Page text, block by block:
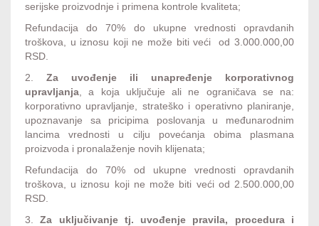
serijske proizvodnje i primena kontrole kvaliteta;
Refundacija do 70% do ukupne vrednosti opravdanih
troškova, u iznosu koji ne može biti veći od 3.000.000,00
RSD.
2. Za uvođenje ili unapređenje korporativnog
upravljanja , a koja uključuje ali ne ograničava se na:
korporativno upravljanje, strateško i operativno planiranje,
upoznavanje sa pricipima poslovanja u međunarodnim
lancima vrednosti u cilju povećanja obima plasmana
proizvoda i pronalaženje novih klijenata;
Refundacija do 70% od ukupne vrednosti opravdanih
troškova, u iznosu koji ne može biti veći od 2.500.000,00
RSD.
3.Za uključivanje tj. uvođenje pravila, procedura i